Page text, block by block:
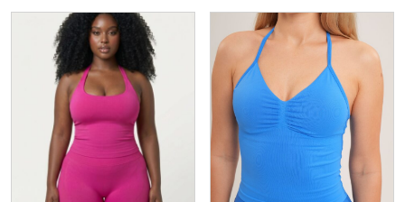
₺999,00.
₺999,00.